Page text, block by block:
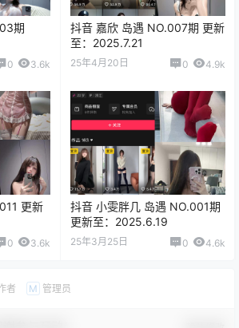
期
0 3.6k
抖音 嘉欣 岛遇 NO.007期 更新
至：2025.7.21
25年4月20日 0 4.9k
更新
0 3.6k
抖音 小雯胖几 岛遇 NO.001期
更新至：2025.6.19
25年3月25日 0 4.6k
者 M 管理员